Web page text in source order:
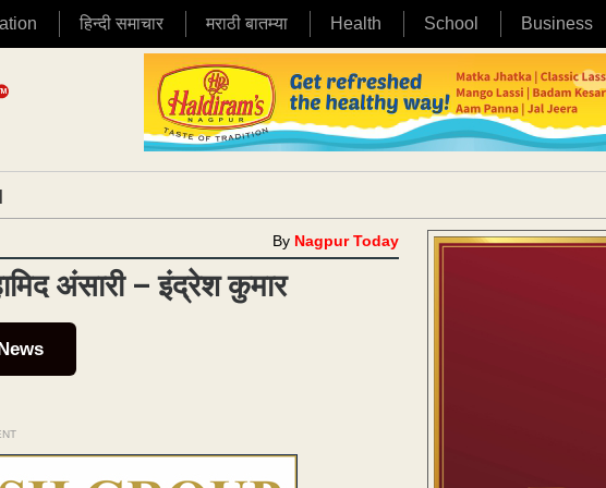
हिन्दी समाचार मराठी बातम्या Health School Business
By Nagpur Today
अंसारी – इंद्रेश कुमार